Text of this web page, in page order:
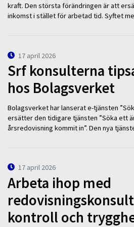
kraft. Den största förändringen är att
inkomst i stället för arbetad tid. Syftet
17 april 2026
Srf konsulterna
hos Bolagsverket
Bolagsverket har lanserat e-tjänsten
ersätter den tidigare tjänsten ”Söka ett
årsredovisning kommit in”. Den nya
17 april 2026
Arbeta ihop med
kontroll och